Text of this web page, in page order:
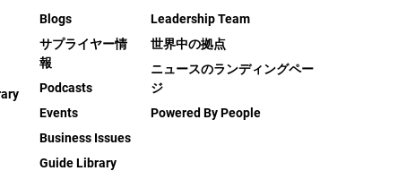
Blogs
サプライヤー情
報
Podcasts
Events
Business Issues
Guide Library
Leadership Team
世界中の拠点
ニュースのランディングペー
ジ
Powered By People